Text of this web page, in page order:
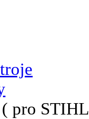
pro